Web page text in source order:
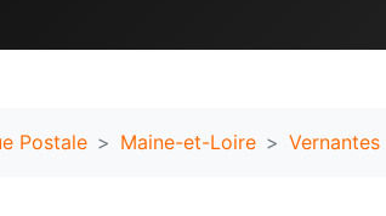
Postale Maine-et-Loire Vernantes